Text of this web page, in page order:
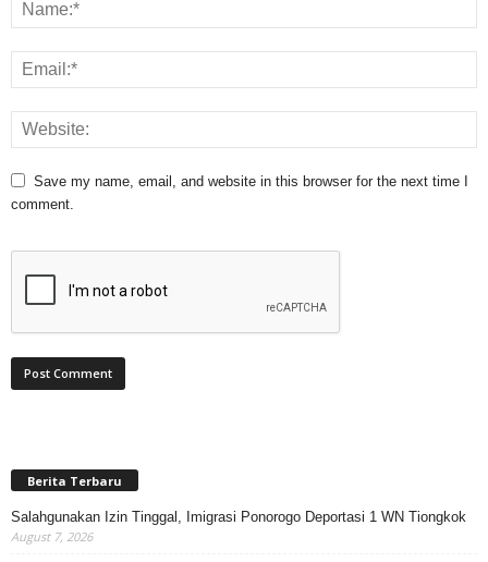
Save my name, email, and website in this browser for the next time I
comment.
Berita Terbaru
Salahgunakan Izin Tinggal, Imigrasi Ponorogo Deportasi 1 WN Tiongkok
August 7, 2026